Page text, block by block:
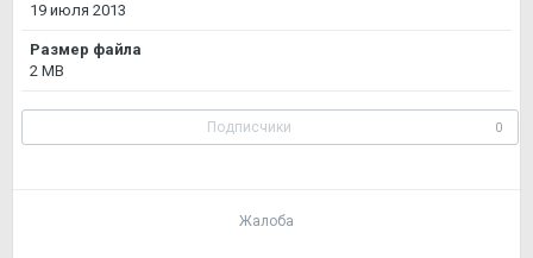
19 июля 2013
Размер файла
2 MB
Подписчики 0
Жалоба